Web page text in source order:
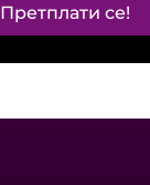
Претплати се!